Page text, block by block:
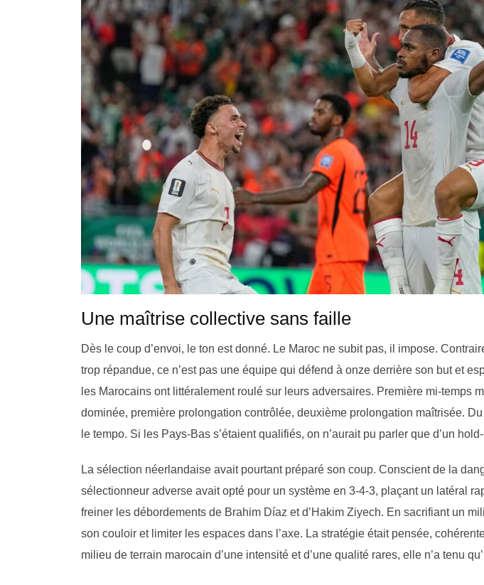
Une maîtrise collective sans faille
Dès le coup d’envoi, le ton est donné. Le Maroc ne subit pas, il impose.
trop répandue, ce n’est pas une équipe qui défend à onze derrière son but et
les Marocains ont littéralement roulé sur leurs adversaires. Première mi-temps
dominée, première prolongation contrôlée, deuxième prolongation maîtrisée.
le tempo. Si les Pays-Bas s’étaient qualifiés, on n’aurait pu parler que d’un
La sélection néerlandaise avait pourtant préparé son coup. Conscient de la
sélectionneur adverse avait opté pour un système en 3-4-3, plaçant un latéral
freiner les débordements de Brahim Díaz et d’Hakim Ziyech. En sacrifiant un
son couloir et limiter les espaces dans l’axe. La stratégie était pensée,
milieu de terrain marocain d’une intensité et d’une qualité rares, elle n’a tenu